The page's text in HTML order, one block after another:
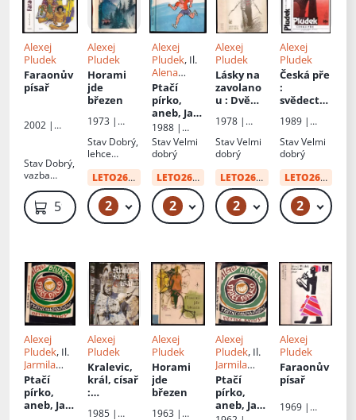
Alexej
Pludek
Faraonův
písař
2002 |
Stav Dobrý,
vazba
stránky drží
59 Kč
Alexej
Pludek
Horami
jde
březen
1973 |
Stav Dobrý,
lehce
obálka
LETO26od: 34 Kč
2 49 Kč
Alexej
Pludek, Il.
Alena
Nievaldov
á
Ptačí
pírko,
aneb, Jak
Vítek o
všechno
přišel
1988 |
Albatros
StavVelmi
dobrý
LETO26od: 34 Kč
2 49 Kč
Alexej
Pludek
Lásky na
zavolano
u: Dvě
dvora -
Hromotlu
cká
historie -
ženy
nemají
pravdu
1978 |
fronta
StavVelmi
dobrý
LETO26od: 34 Kč
2 49 Kč
Alexej
Pludek
Česká pře
:
svědectví
ho mistra
Petra
Payna
1989 |
nský
spisovatel
StavVelmi
dobrý
LETO26od:
2
Alexej
Pludek, Il.
Jarmila
Fenclová
Ptačí
pírko,
aneb, Jak
Alexej
Pludek
Kralevic,
král, císař
:
1985 |
Alexej
Pludek
Horami
jde
březen
1963 |
Alexej
Pludek, Il.
Jarmila
Fenclová
Ptačí
pírko,
aneb, Jak
Alexej
Pludek
Faraonův
písař
1969 |